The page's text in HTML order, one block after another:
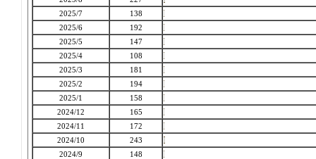
2025/7
138
2025/6
192
2025/5
147
2025/4
108
2025/3
181
2025/2
194
2025/1
158
2024/12
165
2024/11
172
2024/10
243
2024/9
148